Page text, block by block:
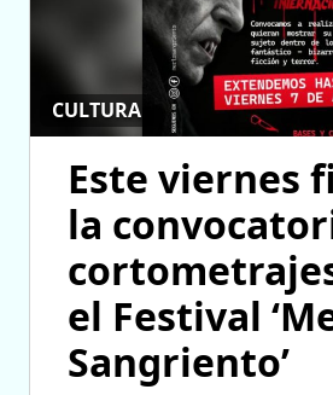
CULTURA
Este viernes
la
el Festival
Sangriento’